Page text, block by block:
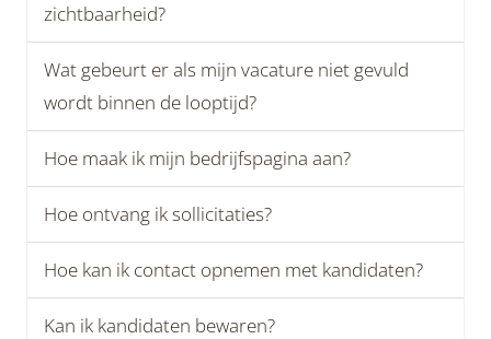
zichtbaarheid?
Wat gebeurt er als mijn vacature niet gevuld
wordt binnen de looptijd?
Hoe maak ik mijn bedrijfspagina aan?
Hoe ontvang ik sollicitaties?
Hoe kan ik contact opnemen met kandidaten?
Kan ik kandidaten bewaren?